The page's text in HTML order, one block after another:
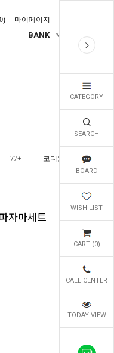
CATEGORY
SEARCH
BOARD
WISH LIST
CART (0)
CALL CENTER
TODAY VIEW
0) 마이페이지
BANK
77+ 코디템 오늘발송
자마세트